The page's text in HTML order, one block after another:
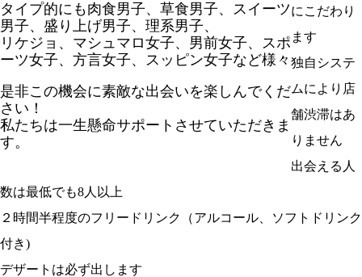
タイプ的にも肉食男子、草食男子、スイーツ
男子、盛り上げ男子、理系男子、
リケジョ、マシュマロ女子、男前女子、スポ
ーツ女子、方言女子、スッピン女子など様々
是非この機会に素敵な出会いを楽しんでくだ
さい！
私たちは一生懸命サポートさせていただきま
す。
にこだわり
ます
独自システ
ムにより店
舗渋滞はあ
りません
出会える人
数は最低でも8人以上
２時間半程度のフリードリンク（アルコール、ソフトドリンク
付き)
デザートは必ず出します